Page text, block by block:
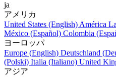
ja
アメリカ
United States (English) América
México (Español) Colombia
ヨーロッパ
Europe (English) Deutschland
(Polski) Italia (Italiano) United
アジア